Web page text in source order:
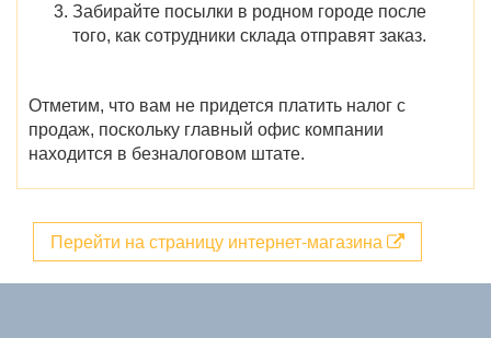
Забирайте посылки в родном городе после
того, как сотрудники склада отправят заказ.
Отметим, что вам не придется платить налог с
продаж, поскольку главный офис компании
находится в безналоговом штате.
Перейти на страницу интернет-магазина